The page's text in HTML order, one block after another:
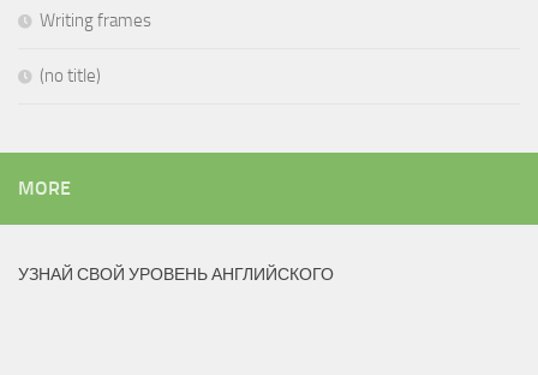
Writing frames
(no title)
MORE
УЗНАЙ СВОЙ УРОВЕНЬ АНГЛИЙСКОГО